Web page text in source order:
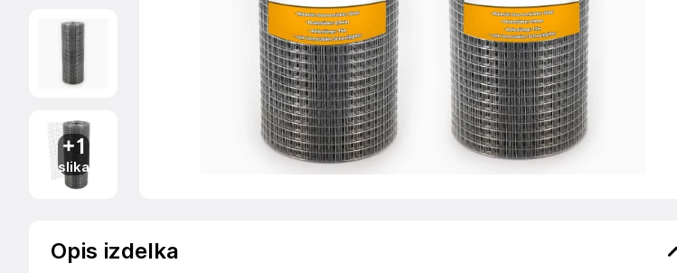
+1
slika
Opis izdelka